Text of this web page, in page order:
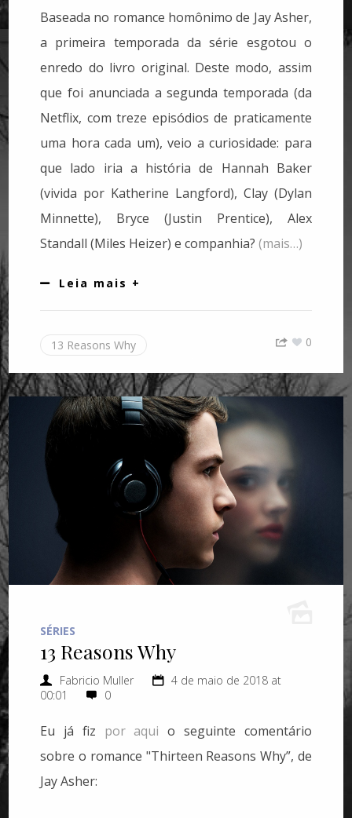
Baseada no romance homônimo de Jay Asher,
a primeira temporada da série esgotou o
enredo do livro original. Deste modo, assim
que foi anunciada a segunda temporada (da
Netflix, com treze episódios de praticamente
uma hora cada um), veio a curiosidade: para
que lado iria a história de Hannah Baker
(vivida por Katherine Langford), Clay (Dylan
Minnette), Bryce (Justin Prentice), Alex
Standall (Miles Heizer) e companhia?(mais…)
Leia mais +
13 Reasons Why 0
SÉRIES
13 Reasons Why
Fabricio Muller
4 de maio de 2018 at
00:01
0
Eu já fiz por aqui o seguinte comentário
sobre o romance "Thirteen Reasons Why”, de
Jay Asher: